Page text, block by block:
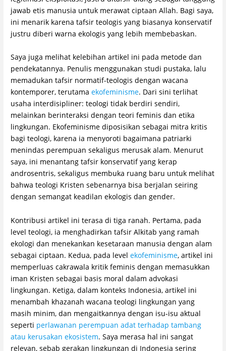
jawab etis manusia untuk merawat ciptaan Allah. Bagi saya,
ini menarik karena tafsir teologis yang biasanya konservatif
justru diberi warna ekologis yang lebih membebaskan.
Saya juga melihat kelebihan artikel ini pada metode dan
pendekatannya. Penulis menggunakan studi pustaka, lalu
memadukan tafsir normatif-teologis dengan wacana
kontemporer, terutamaekofeminisme. Dari sini terlihat
usaha interdisipliner: teologi tidak berdiri sendiri,
melainkan berinteraksi dengan teori feminis dan etika
lingkungan. Ekofeminisme diposisikan sebagai mitra kritis
bagi teologi, karena ia menyoroti bagaimana patriarki
menindas perempuan sekaligus merusak alam. Menurut
saya, ini menantang tafsir konservatif yang kerap
androsentris, sekaligus membuka ruang baru untuk melihat
bahwa teologi Kristen sebenarnya bisa berjalan seiring
dengan semangat keadilan ekologis dan gender.
Kontribusi artikel ini terasa di tiga ranah. Pertama, pada
level teologi, ia menghadirkan tafsir Alkitab yang ramah
ekologi dan menekankan kesetaraan manusia dengan alam
sebagai ciptaan. Kedua, pada levelekofeminisme, artikel ini
memperluas cakrawala kritik feminis dengan memasukkan
iman Kristen sebagai basis moral dalam advokasi
lingkungan. Ketiga, dalam konteks Indonesia, artikel ini
menambah khazanah wacana teologi lingkungan yang
masih minim, dan mengaitkannya dengan isu-isu aktual
seperti perlawanan perempuan adat terhadap tambang
atau kerusakan ekosistem. Saya merasa hal ini sangat
relevan, sebab gerakan lingkungan di Indonesia sering